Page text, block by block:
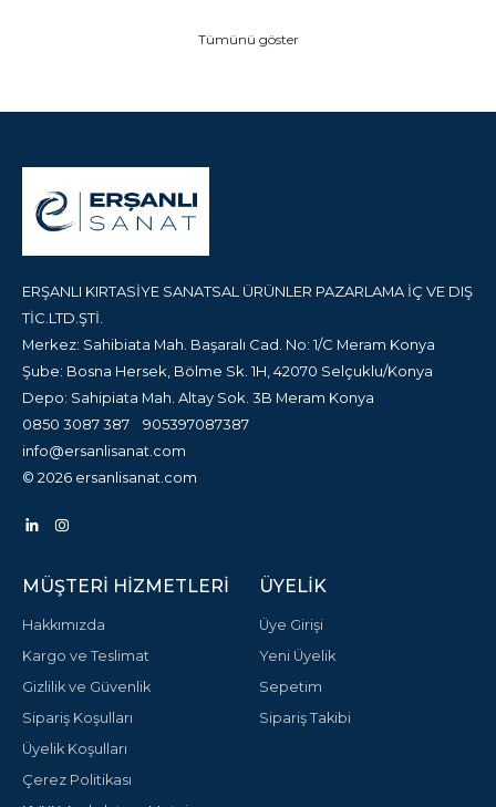
Tümünü göster
ERŞANLI KIRTASİYE SANATSAL ÜRÜNLER PAZARLAMA İÇ VE DIŞ
TİC.LTD.ŞTİ.
Merkez: Sahibiata Mah. Başaralı Cad. No: 1/C Meram Konya
Şube: Bosna Hersek, Bölme Sk. 1H, 42070 Selçuklu/Konya
Depo: Sahipiata Mah. Altay Sok. 3B Meram Konya
0850 3087 387
905397087387
info@ersanlisanat.com
© 2026 ersanlisanat.com
MÜŞTERI HIZMETLERI
Hakkımızda
Kargo ve Teslimat
Gizlilik ve Güvenlik
Sipariş Koşulları
Üyelik Koşulları
Çerez Politikası
ÜYELIK
Üye Girişi
Yeni Üyelik
Sepetim
Sipariş Takibi